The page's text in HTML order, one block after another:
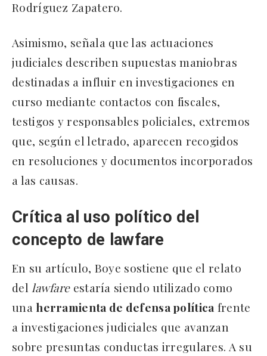
Rodríguez Zapatero.
Asimismo, señala que las actuaciones
judiciales describen supuestas maniobras
destinadas a influir en investigaciones en
curso mediante contactos con fiscales,
testigos y responsables policiales, extremos
que, según el letrado, aparecen recogidos
en resoluciones y documentos incorporados
a las causas.
Crítica al uso político del
concepto de lawfare
En su artículo, Boye sostiene que el relato
del lawfareestaría siendo utilizado como
una herramienta de defensa política frente
a investigaciones judiciales que avanzan
sobre presuntas conductas irregulares. A su